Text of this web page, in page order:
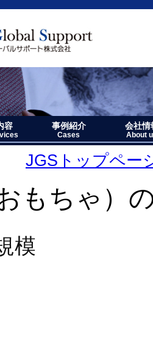
容
三つの柱
ルサポート
サポート
ィングサポート
事例紹介
Cases
事例紹介－全件表示
アジア・オセアニア地域
北中南米地域
ヨーロッパ地域
中近東・アフリカ地域
その他複合地域
会社情
About
会社情報
アクセス
沿革
企業理念
代表者略歴
経営七か条
当社のロ
JGSトップペー
もちゃ）
模